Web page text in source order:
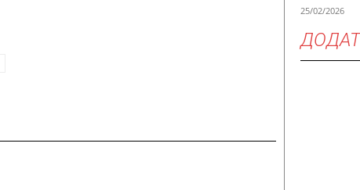
25/02/2026